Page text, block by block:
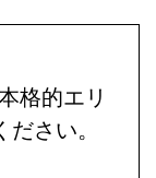
格的エリ
さい。